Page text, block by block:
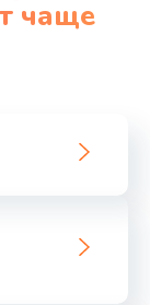
чаще